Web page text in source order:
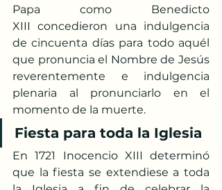
Papa como Benedicto
XIII concedieron una indulgencia
de cincuenta días para todo aquél
que pronuncia el Nombre de Jesús
reverentemente e indulgencia
plenaria al pronunciarlo en el
momento de la muerte.
Fiesta para toda la Iglesia
En 1721 Inocencio XIII determinó
que la fiesta se extendiese a toda